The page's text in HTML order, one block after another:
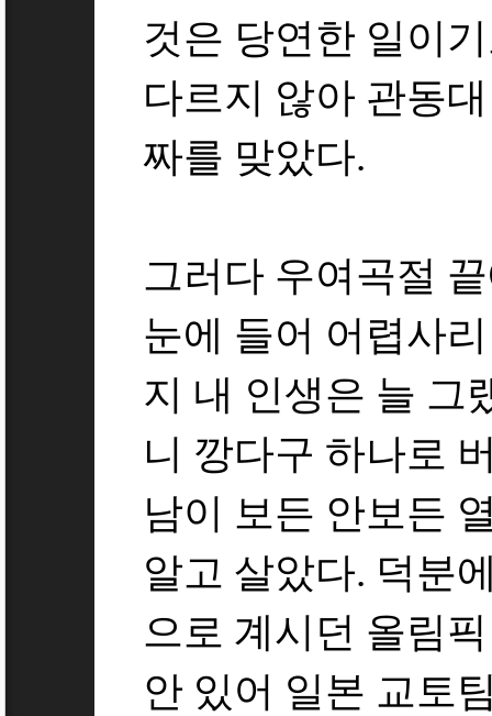
것은 당연한 일이
다르지 않아 관동
짜를 맞았다.
그러다 우여곡절
눈에 들어 어렵사
지 내 인생은 늘 그
니 깡다구 하나로
남이 보든 안보든
알고 살았다. 덕분
으로 계시던 올림
안 있어 일본 교토